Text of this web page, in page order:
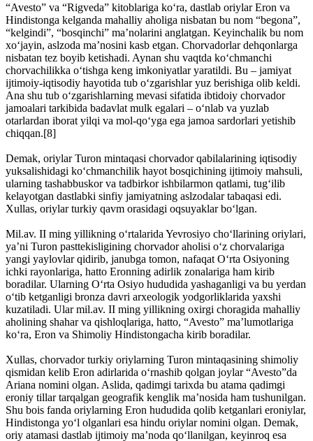
“Avesto” va “Rigveda” kitoblariga ko‘ra, dastlab oriylar Eron va
Hindistonga kelganda mahalliy aholiga nisbatan bu nom “begona”,
“kelgindi”, “bosqinchi” ma’nolarini anglatgan. Keyinchalik bu nom
xo‘jayin, aslzoda ma’nosini kasb etgan. Chorvadorlar dehqonlarga
nisbatan tez boyib ketishadi. Aynan shu vaqtda ko‘chmanchi
chorvachilikka o‘tishga keng imkoniyatlar yaratildi. Bu – jamiyat
ijtimoiy-iqtisodiy hayotida tub o‘zgarishlar yuz berishiga olib keldi.
Ana shu tub o‘zgarishlarning mevasi sifatida ibtidoiy chorvador
jamoalari tarkibida badavlat mulk egalari – o‘nlab va yuzlab
otarlardan iborat yilqi va mol-qo‘yga ega jamoa sardorlari yetishib
chiqqan.[8]
Demak, oriylar Turon mintaqasi chorvador qabilalarining iqtisodiy
yuksalishidagi ko‘chmanchilik hayot bosqichining ijtimoiy mahsuli,
ularning tashabbuskor va tadbirkor ishbilarmon qatlami, tug‘ilib
kelayotgan dastlabki sinfiy jamiyatning aslzodalar tabaqasi edi.
Xullas, oriylar turkiy qavm orasidagi oqsuyaklar bo‘lgan.
Mil.av. II ming yillikning o‘rtalarida Yevrosiyo cho‘llarining oriylari,
ya’ni Turon pasttekisligining chorvador aholisi o‘z chorvalariga
yangi yaylovlar qidirib, janubga tomon, nafaqat O‘rta Osiyoning
ichki rayonlariga, hatto Eronning adirlik zonalariga ham kirib
boradilar. Ularning O‘rta Osiyo hududida yashaganligi va bu yerdan
o‘tib ketganligi bronza davri arxeologik yodgorliklarida yaxshi
kuzatiladi. Ular mil.av. II ming yillikning oxirgi choragida mahalliy
aholining shahar va qishloqlariga, hatto, “Avesto” ma’lumotlariga
ko‘ra, Eron va Shimoliy Hindistongacha kirib boradilar.
Xullas, chorvador turkiy oriylarning Turon mintaqasining shimoliy
qismidan kelib Eron adirlarida o‘rnashib qolgan joylar “Avesto”da
Ariana nomini olgan. Aslida, qadimgi tarixda bu atama qadimgi
eroniy tillar tarqalgan geografik kenglik ma’nosida ham tushunilgan.
Shu bois fanda oriylarning Eron hududida qolib ketganlari eroniylar,
Hindistonga yo‘l olganlari esa hindu oriylar nomini olgan. Demak,
oriy atamasi dastlab ijtimoiy ma’noda qo‘llanilgan, keyinroq esa